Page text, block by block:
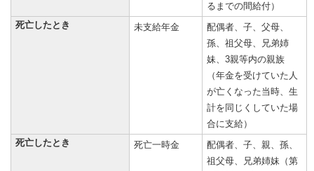
るまでの間給付）
死亡したとき
未支給年金
配偶者、子、父母、
孫、祖父母、兄弟姉
妹、3親等内の親族
（年金を受けていた人
が亡くなった当時、生
計を同じくしていた場
合に支給）
死亡したとき
死亡一時金
配偶者、子、親、孫、
祖父母、兄弟姉妹（第